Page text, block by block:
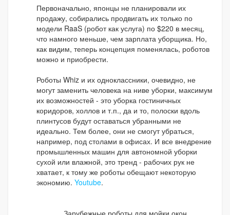
Первоначально, японцы не планировали их
продажу, собирались продвигать их только по
модели RaaS (робот как услуга) по $220 в месяц,
что намного меньше, чем зарплата уборщика. Но,
как видим, теперь концепция поменялась, роботов
можно и приобрести.
Роботы Whiz и их одноклассники, очевидно, не
могут заменить человека на ниве уборки, максимум
их возможностей - это уборка гостиничных
коридоров, холлов и т.п., да и то, полоски вдоль
плинтусов будут оставаться убранными не
идеально. Тем более, они не смогут убраться,
например, под столами в офисах. И все внедрение
промышленных машин для автономной уборки
сухой или влажной, это тренд - рабочих рук не
хватает, к тому же роботы обещают некоторую
экономию. Youtube.